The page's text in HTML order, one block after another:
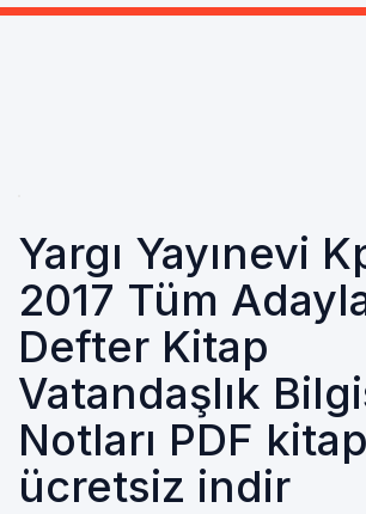
Yargı Yayınevi
2017 Tüm
Defter Kitap
Vatandaşlık
Notları PDF kitap
ücretsiz indir